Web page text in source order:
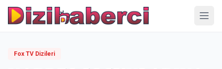
Fox TV Dizileri